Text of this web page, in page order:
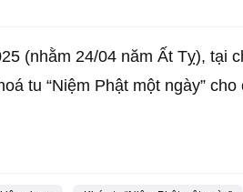
(nhằm 24/04 năm Ất Tỵ), tại
tu “Niệm Phật một ngày”